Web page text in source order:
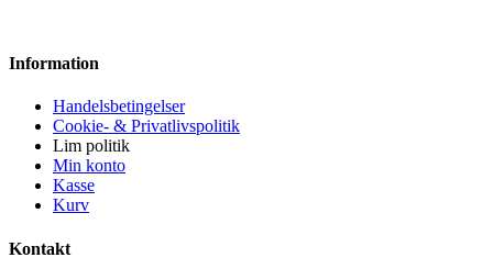
Information
Handelsbetingelser
Cookie- & Privatlivspolitik
Lim politik
Min konto
Kasse
Kurv
Kontakt